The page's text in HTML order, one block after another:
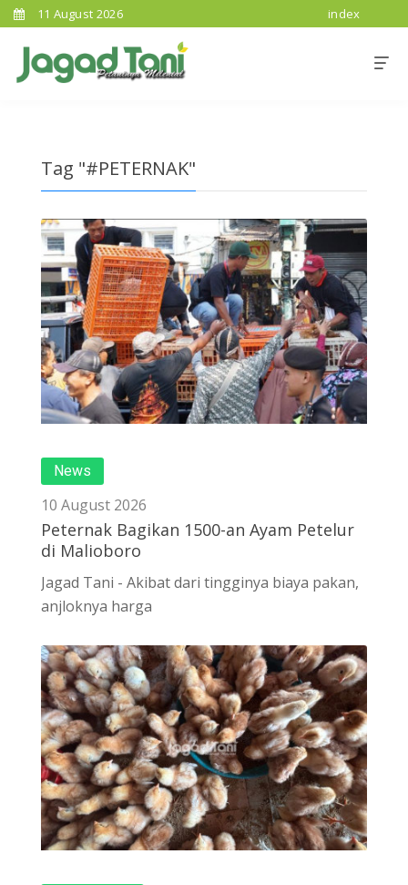
11 August 2026 index
Tag "#PETERNAK"
News
10 August 2026
Peternak Bagikan 1500-an Ayam Petelur
di Malioboro
Jagad Tani - Akibat dari tingginya biaya pakan,
anjloknya harga